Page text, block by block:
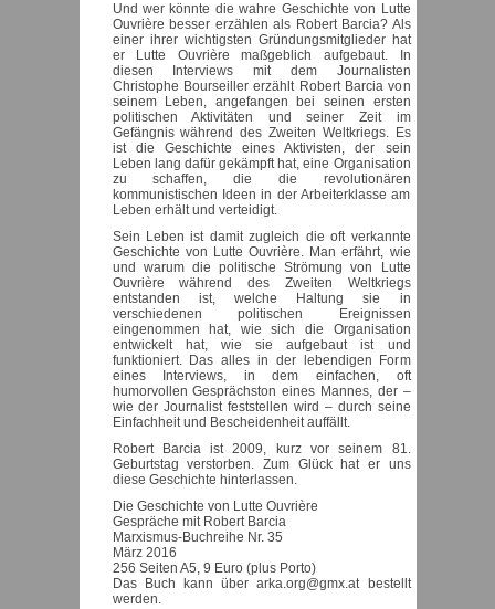
Und wer könnte die wahre Geschichte von Lutte
Ouvrière besser erzählen als Robert Barcia? Als
einer ihrer wichtigsten Gründungsmitglieder hat
er Lutte Ouvrière maßgeblich aufgebaut. In
diesen Interviews mit dem Journalisten
Christophe Bourseiller erzählt Robert Barcia von
seinem Leben, angefangen bei seinen ersten
politischen Aktivitäten und seiner Zeit im
Gefängnis während des Zweiten Weltkriegs. Es
ist die Geschichte eines Aktivisten, der sein
Leben lang dafür gekämpft hat, eine Organisation
zu schaffen, die die revolutionären
kommunistischen Ideen in der Arbeiterklasse am
Leben erhält und verteidigt.
Sein Leben ist damit zugleich die oft verkannte
Geschichte von Lutte Ouvrière. Man erfährt, wie
und warum die politische Strömung von Lutte
Ouvrière während des Zweiten Weltkriegs
entstanden ist, welche Haltung sie in
verschiedenen politischen Ereignissen
eingenommen hat, wie sich die Organisation
entwickelt hat, wie sie aufgebaut ist und
funktioniert. Das alles in der lebendigen Form
eines Interviews, in dem einfachen, oft
humorvollen Gesprächston eines Mannes, der –
wie der Journalist feststellen wird – durch seine
Einfachheit und Bescheidenheit auffällt.
Robert Barcia ist 2009, kurz vor seinem 81.
Geburtstag verstorben. Zum Glück hat er uns
diese Geschichte hinterlassen.
Die Geschichte von Lutte Ouvrière
Gespräche mit Robert Barcia
Marxismus-Buchreihe Nr. 35
März 2016
256 Seiten A5, 9 Euro (plus Porto)
Das Buch kann über arka.org@gmx.at bestellt
werden.